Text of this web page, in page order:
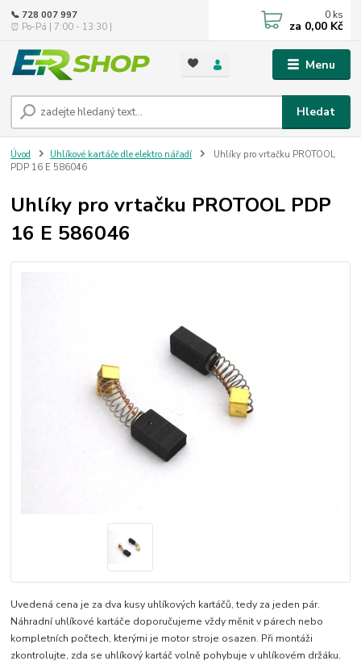
Menu
Hledat
📞 728 007 997
⏰ Po-Pá | 7:00 - 13:30 |
0 ks
za 0,00 Kč
Úvod Uhlíkové kartáče dle elektro nářadí
Uhlíky pro vrtačku PROTOOL
PDP 16 E 586046
Uhlíky pro vrtačku PROTOOL PDP
16 E 586046
Uvedená cena je za dva kusy uhlíkových kartáčů, tedy za jeden pár.
Náhradní uhlíkové kartáče doporučujeme vždy měnit v párech nebo
kompletních počtech, kterými je motor stroje osazen. Při montáži
zkontrolujte, zda se uhlíkový kartáč volně pohybuje v uhlíkovém držáku.